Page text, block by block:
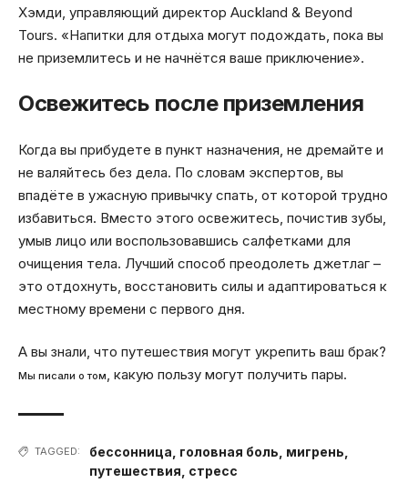
Хэмди, управляющий директор Auckland & Beyond
Tours. «Напитки для отдыха могут подождать, пока вы
не приземлитесь и не начнётся ваше приключение».
Освежитесь после приземления
Когда вы прибудете в пункт назначения, не дремайте и
не валяйтесь без дела. По словам экспертов, вы
впадёте в ужасную привычку спать, от которой трудно
избавиться. Вместо этого освежитесь, почистив зубы,
умыв лицо или воспользовавшись салфетками для
очищения тела. Лучший способ преодолеть джетлаг –
это отдохнуть, восстановить силы и адаптироваться к
местному времени с первого дня.
А вы знали, что путешествия могут укрепить ваш брак?
Мы писали о том, какую пользу могут получить пары.
TAGGED: бессонница головная боль мигрень
путешествия стресс